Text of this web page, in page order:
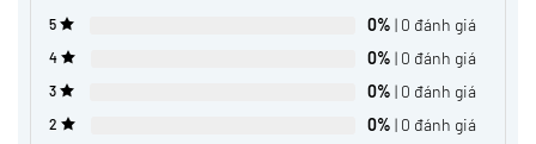
5 0% | 0 đánh giá
4 0% | 0 đánh giá
3 0% | 0 đánh giá
2 0% | 0 đánh giá